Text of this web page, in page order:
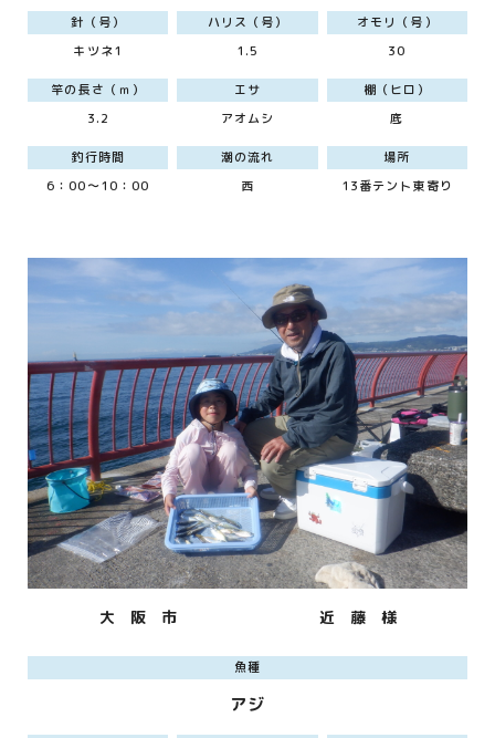
針（号）
キツネ1
ハリス（号）
1.5
オモリ（号）
30
竿の長さ（ｍ）
3.2
エサ
アオムシ
棚（ヒロ）
底
釣行時間
6：00～10：00
潮の流れ
西
場所
13番テント東寄り
大 阪 市 近 藤 様
魚種
アジ